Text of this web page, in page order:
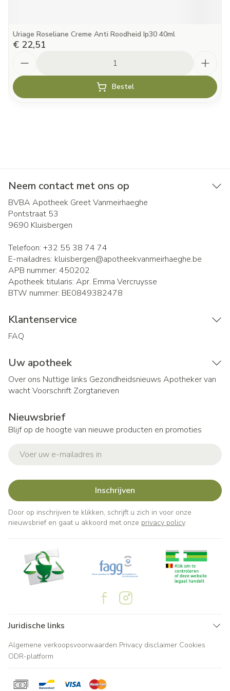
Uriage Roseliane Creme Anti Roodheid Ip30 40ml
€ 22,51
Bestel
Neem contact met ons op
BVBA Apotheek Greet Vanmeirhaeghe
Pontstraat 53
9690 Kluisbergen
Telefoon: +32 55 38 74 74
E-mailadres: kluisbergen@apotheekvanmeirhaeghe.be
APB nummer: 450202
Apotheek titularis: Apr. Emma Vercruysse
BTW nummer: BE0849382478
Klantenservice
FAQ
Uw apotheek
Over ons Nuttige links Gezondheidsnieuws Apotheker van
wachtVoorschrift Zorgtarieven
Nieuwsbrief
Blijf op de hoogte van nieuwe producten en promoties
Inschrijven
Door op inschrijven te klikken, schrijft u zich in voor onze
nieuwsbrief en gaat u akkoord met onze privacy policy.
Juridische links
Algemene verkoopsvoorwaarden Privacy disclaimer Cookies
ODR-platform